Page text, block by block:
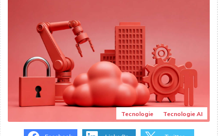
Tecnologie Tecnologie AI